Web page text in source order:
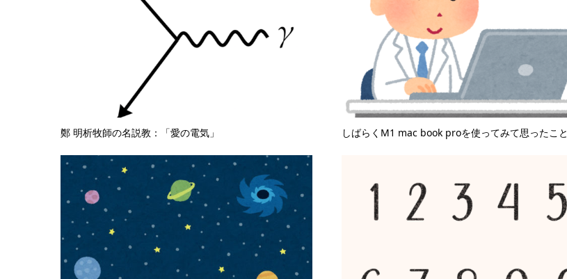
鄭 明析牧師の名説教：「愛の電気」 しばらくM1 mac book proを使ってみて思ったこと